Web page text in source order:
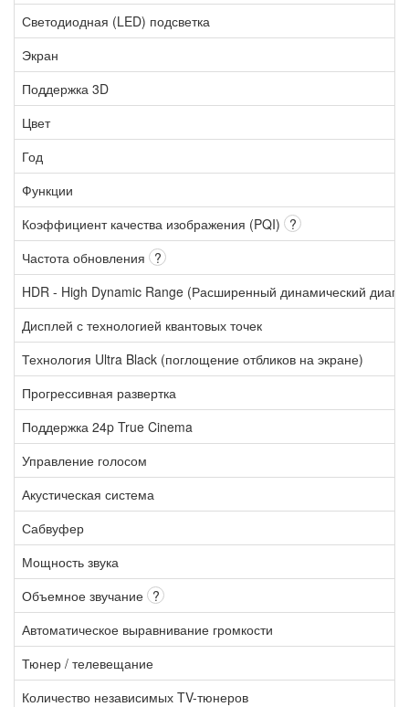
Светодиодная (LED) подсветка
Экран
Поддержка 3D
Цвет
Год
Функции
Коэффициент качества изображения (PQI) ?
Частота обновления ?
HDR - High Dynamic Range (Расширенный динамический
Дисплей с технологией квантовых точек
Технология Ultra Black (поглощение отбликов на экране)
Прогрессивная развертка
Поддержка 24p True Cinema
Управление голосом
Акустическая система
Сабвуфер
Мощность звука
Объемное звучание ?
Автоматическое выравнивание громкости
Тюнер / телевещание
Количество независимых TV-тюнеров